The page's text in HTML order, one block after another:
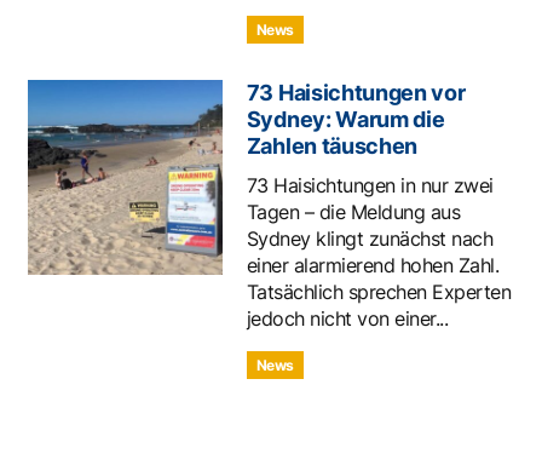
News
73 Haisichtungen vor
Sydney: Warum die
Zahlen täuschen
73 Haisichtungen in nur zwei
Tagen – die Meldung aus
Sydney klingt zunächst nach
einer alarmierend hohen Zahl.
Tatsächlich sprechen Experten
jedoch nicht von einer...
News